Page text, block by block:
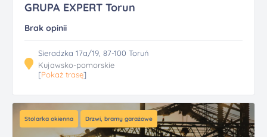
GRUPA EXPERT Torun
Brak opinii
Sieradzka 17a/19, 87-100 Toruń
Kujawsko-pomorskie
[Pokaż trasę]
Stolarka okienna Drzwi, bramy garażowe